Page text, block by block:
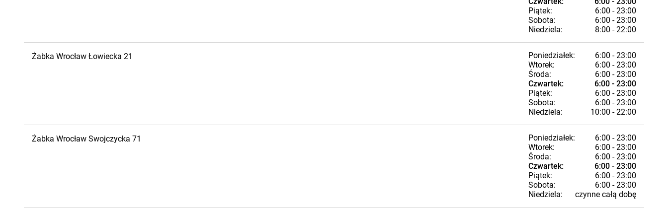
Piątek:
6:00 - 23:00
Sobota:
6:00 - 23:00
Niedziela:
8:00 - 22:00
Żabka Wrocław Łowiecka 21 Poniedziałek:
6:00 - 23:00
Wtorek:
6:00 - 23:00
Środa:
6:00 - 23:00
Czwartek:
6:00 - 23:00
Piątek:
6:00 - 23:00
Sobota:
6:00 - 23:00
Niedziela:
10:00 - 22:00
Żabka Wrocław Swojczycka 71 Poniedziałek:
6:00 - 23:00
Wtorek:
6:00 - 23:00
Środa:
6:00 - 23:00
Czwartek:
6:00 - 23:00
Piątek:
6:00 - 23:00
Sobota:
6:00 - 23:00
Niedziela:
czynne całą dobę